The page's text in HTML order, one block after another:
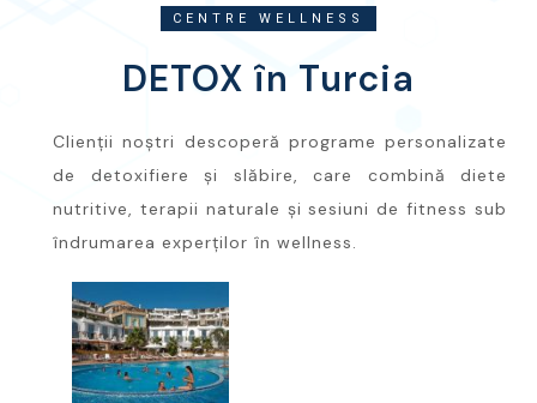
CENTRE WELLNESS
DETOX în Turcia
Clienții noștri descoperă programe personalizate
de detoxifiere și slăbire, care combină diete
nutritive, terapii naturale și sesiuni de fitness sub
îndrumarea experților în wellness.